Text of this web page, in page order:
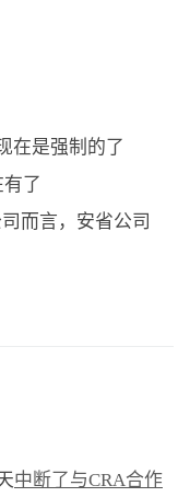
在是强制的了
了
而言，安省公司
中断了与CRA合作